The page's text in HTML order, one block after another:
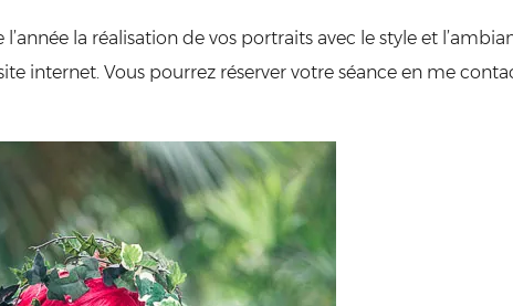
la réalisation de vos portraits avec le style et
internet. Vous pourrez réserver votre séance en me